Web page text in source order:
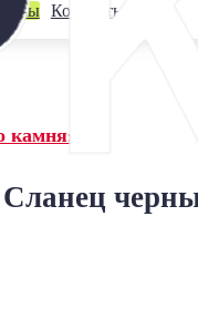
Контакты
камня»